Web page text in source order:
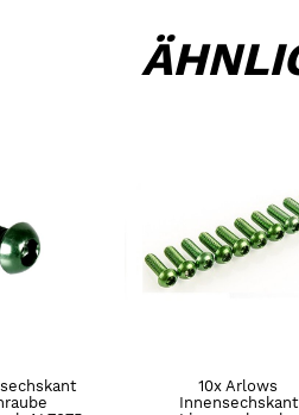
10x Arlows
Innensechskant